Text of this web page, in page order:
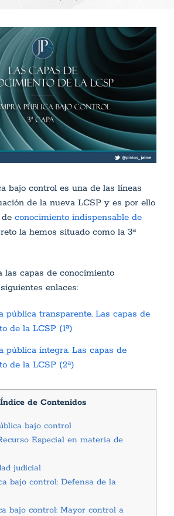
bajo control es una de las líneas
de la nueva LCSP y es por ello
conocimiento indispensable de
la hemos situado como la 3ª
las capas de conocimiento
enlaces:
pública transparente. Las capas de
de la LCSP (1ª)
pública íntegra. Las capas de
de la LCSP (2ª)
Índice de Contenidos
bajo control
Especial en materia de
judicial
bajo control: Defensa de la
bajo control: Mayor control a